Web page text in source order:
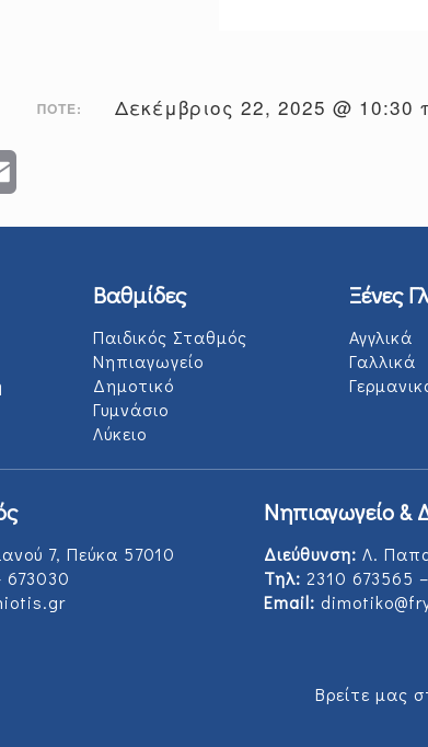
ΠΌΤΕ: Δεκέμβριος 22, 2025 @ 10:30
Βαθμίδες
Παιδικός Σταθμός
Νηπιαγωγείο
Δημοτικό
Γυμνάσιο
Λύκειο
Ξένες
Αγγλικά
Γαλλικά
7, Πεύκα 57010
673030
Νηπιαγωγείο &
Διεύθυνση: Λ.
Τηλ: 2310 673565
Email:
Βρείτε μας